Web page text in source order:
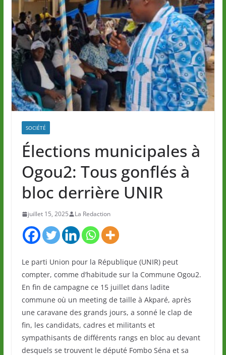
SOCIÉTÉ
Élections municipales à
Ogou2: Tous gonflés à
bloc derrière UNIR
juillet 15, 2025 La Redaction
Le parti Union pour la République (UNIR) peut
compter, comme d’habitude sur la Commune Ogou2.
En fin de campagne ce 15 juillet dans ladite
commune où un meeting de taille à Akparé, après
une caravane des grands jours, a sonné le clap de
fin, les candidats, cadres et militants et
sympathisants de différents rangs en bloc au devant
desquels se trouvent le député Fombo Séna et sa